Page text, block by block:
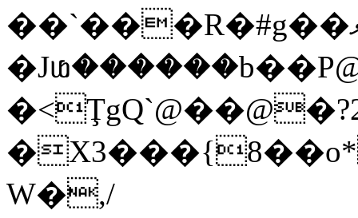
��`���R�#g��ޅ�l6���}x�rT-|
W�,/